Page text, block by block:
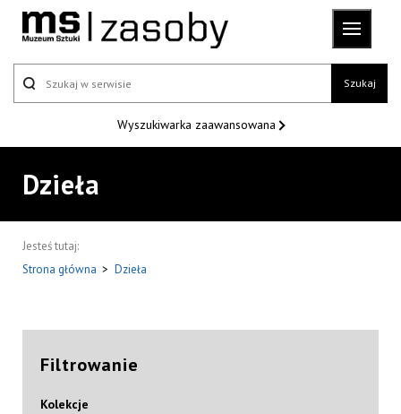
Szukaj
Wyszukiwarka zaawansowana
Dzieła
Jesteś tutaj:
Strona główna > Dzieła
Filtrowanie
Kolekcje